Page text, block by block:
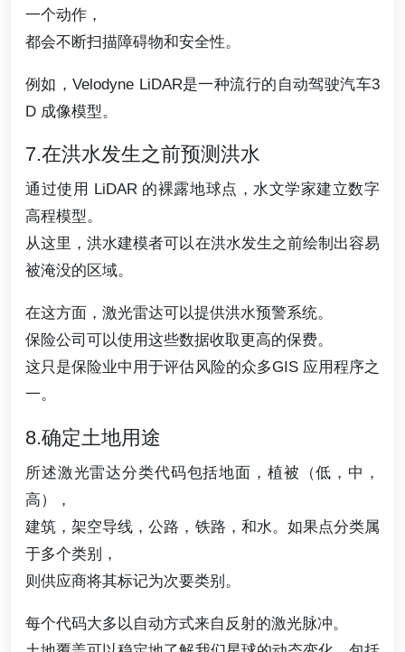
一个动作，
都会不断扫描障碍物和安全性。
例如，Velodyne LiDAR是一种流行的自动驾驶汽车3
D 成像模型。
7.在洪水发生之前预测洪水
通过使用 LiDAR 的裸露地球点，水文学家建立数字
高程模型。
从这里，洪水建模者可以在洪水发生之前绘制出容易
被淹没的区域。
在这方面，激光雷达可以提供洪水预警系统。
保险公司可以使用这些数据收取更高的保费。
这只是保险业中用于评估风险的众多GIS 应用程序之
一。
8.确定土地用途
所述激光雷达分类代码包括地面，植被（低，中，
高），
建筑，架空导线，公路，铁路，和水。如果点分类属
于多个类别，
则供应商将其标记为次要类别。
每个代码大多以自动方式来自反射的激光脉冲。